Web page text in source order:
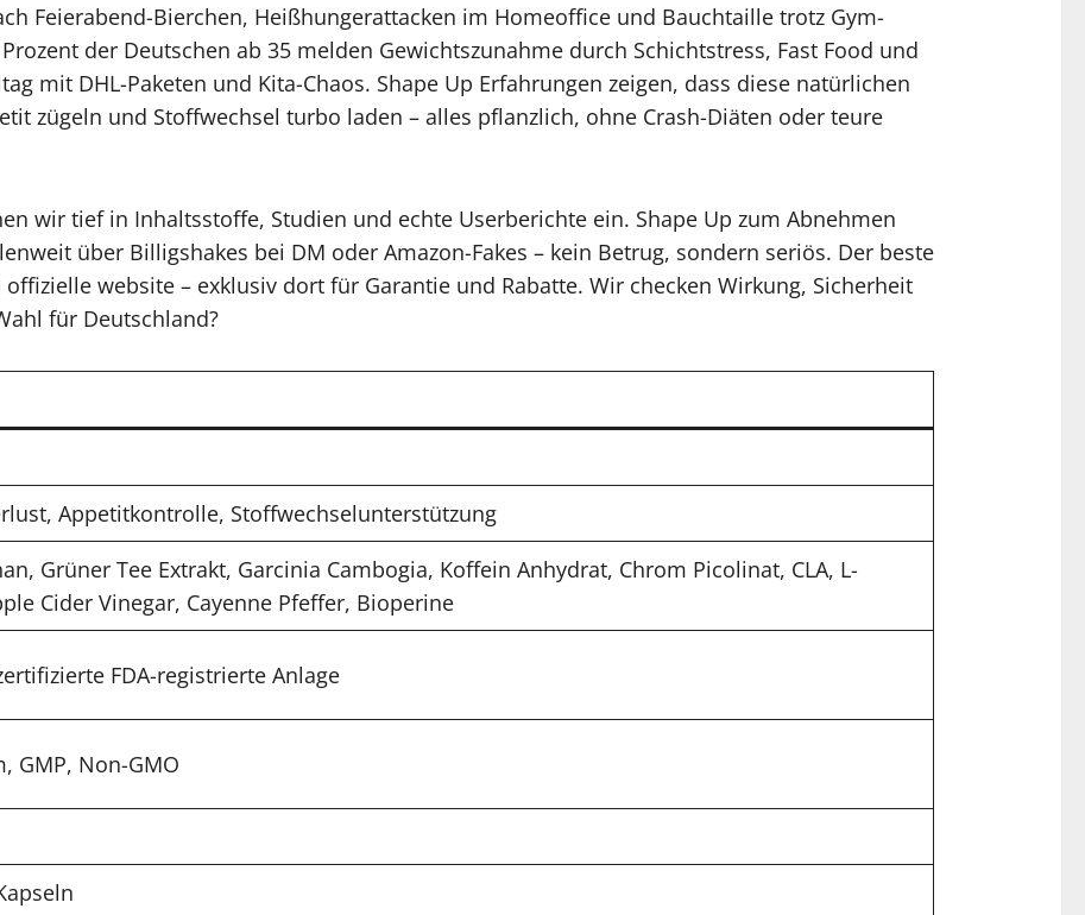
Feierabend-Bierchen, Heißhungerattacken im Homeoffice und Bauchtaille trotz Gym-
der Deutschen ab 35 melden Gewichtszunahme durch Schichtstress, Fast Food und
mit DHL-Paketen und Kita-Chaos. Shape Up Erfahrungen zeigen, dass diese natürlichen
zügeln und Stoffwechsel turbo laden – alles pflanzlich, ohne Crash-Diäten oder teure
wir tief in Inhaltsstoffe, Studien und echte Userberichte ein. Shape Up zum Abnehmen
über Billigshakes bei DM oder Amazon-Fakes – kein Betrug, sondern seriös. Der beste
website – exklusiv dort für Garantie und Rabatte. Wir checken Wirkung, Sicherheit
für Deutschland?
Appetitkontrolle, Stoffwechselunterstützung
Grüner Tee Extrakt, Garcinia Cambogia, Koffein Anhydrat, Chrom Picolinat, CLA, L-
Cider Vinegar, Cayenne Pfeffer, Bioperine
FDA-registrierte Anlage
GMP, Non-GMO